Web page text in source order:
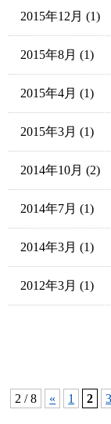
2015年12月 (1)
2015年8月 (1)
2015年4月 (1)
2015年3月 (1)
2014年10月 (2)
2014年7月 (1)
2014年3月 (1)
2012年3月 (1)
2 / 8 « 1 2 3